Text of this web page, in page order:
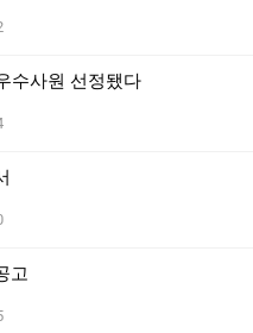
수사원 선정됐다
고